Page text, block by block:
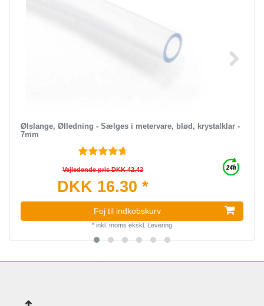
Ølslange, Ølledning - Sælges i metervare, blød, krystalklar -
7mm
Vejledende pris DKK 42.42
DKK 16.30 *
Foj til indkobskurv
* inkl. moms ekskl. Levering